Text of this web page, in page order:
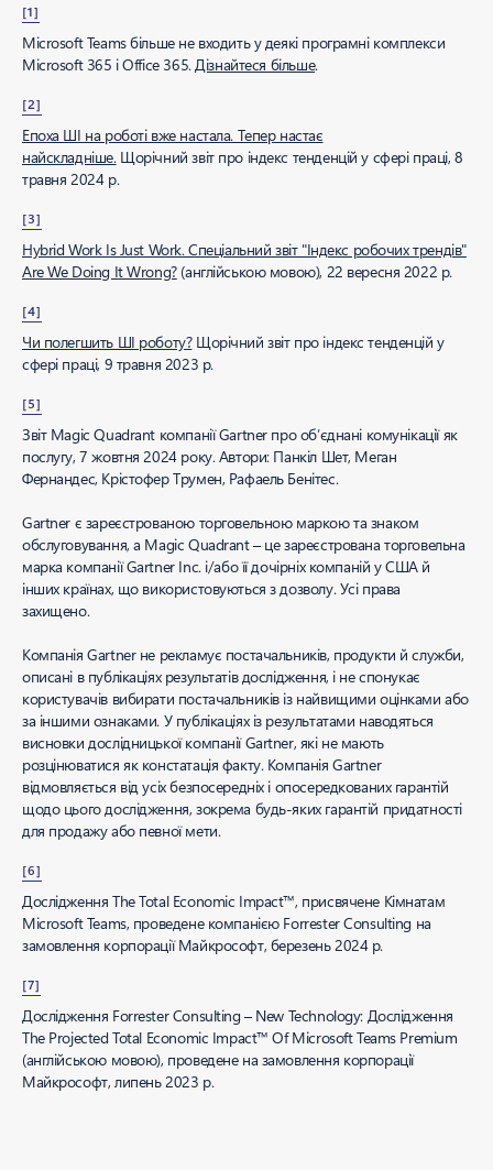
[1]
Microsoft Teams більше не входить у деякі програмні комплекси
Microsoft 365 і Office 365. Дізнайтеся більше.
[2]
Епоха ШІ на роботі вже настала. Тепер настає
найскладніше. Щорічний звіт про індекс тенденцій у сфері праці, 8
травня 2024 р.
[3]
Hybrid Work Is Just Work. Спеціальний звіт "Індекс робочих трендів"
Are We Doing It Wrong?(англійською мовою), 22 вересня 2022 р.
[4]
Чи полегшить ШІ роботу?Щорічний звіт про індекс тенденцій у
сфері праці, 9 травня 2023 р.
[5]
Звіт Magic Quadrant компанії Gartner про об’єднані комунікації як
послугу, 7 жовтня 2024 року. Автори: Панкіл Шет, Меган
Фернандес, Крістофер Трумен, Рафаель Бенітес.
Gartner є зареєстрованою торговельною маркою та знаком
обслуговування, а Magic Quadrant – це зареєстрована торговельна
марка компанії Gartner Inc. і/або її дочірніх компаній у США й
інших країнах, що використовуються з дозволу. Усі права
захищено.
Компанія Gartner не рекламує постачальників, продукти й служби,
описані в публікаціях результатів дослідження, і не спонукає
користувачів вибирати постачальників із найвищими оцінками або
за іншими ознаками. У публікаціях із результатами наводяться
висновки дослідницької компанії Gartner, які не мають
розцінюватися як констатація факту. Компанія Gartner
відмовляється від усіх безпосередніх і опосередкованих гарантій
щодо цього дослідження, зокрема будь-яких гарантій придатності
для продажу або певної мети.
[6]
Дослідження The Total Economic Impact™, присвячене Кімнатам
Microsoft Teams, проведене компанією Forrester Consulting на
замовлення корпорації Майкрософт, березень 2024 р.
[7]
Дослідження Forrester Consulting – New Technology: Дослідження
The Projected Total Economic Impact™ Of Microsoft Teams Premium
(англійською мовою), проведене на замовлення корпорації
Майкрософт, липень 2023 р.